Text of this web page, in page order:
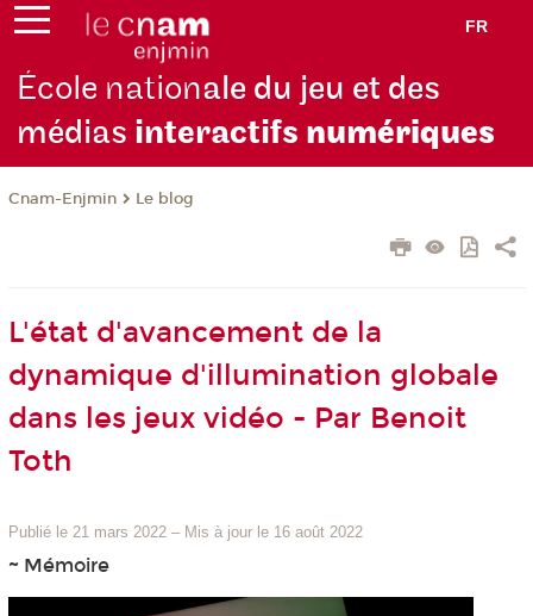
FR
École nationale du jeu et des
médias interactifs numériques
Cnam-Enjmin Le blog
L'état d'avancement de la
dynamique d'illumination globale
dans les jeux vidéo - Par Benoit
Toth
Publié le 21 mars 2022 – Mis à jour le 16 août 2022
~ Mémoire